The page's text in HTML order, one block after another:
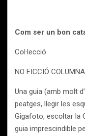
Com ser un bon
Col·lecció
NO FICCIÓ COLUMNA
Una guia (amb molt
peatges, llegir les
Gigafoto, escoltar la
guia imprescindible